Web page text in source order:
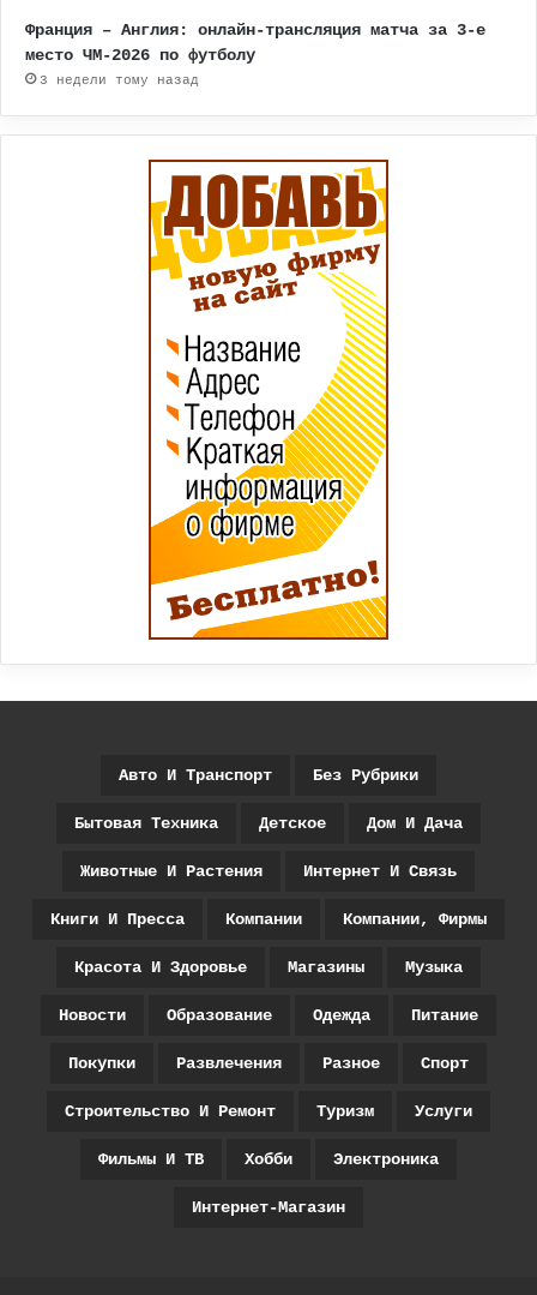
Франция – Англия: онлайн-трансляция матча за 3-е
место ЧМ-2026 по футболу
3 недели тому назад
Авто И Транспорт Без Рубрики
Бытовая Техника Детское Дом И Дача
Животные И Растения Интернет И Связь
Книги И Пресса Компании Компании, Фирмы
Красота И Здоровье Магазины Музыка
Новости Образование Одежда Питание
Покупки Развлечения Разное Спорт
Строительство И Ремонт Туризм Услуги
Фильмы И ТВ Хобби Электроника
Интернет-Магазин